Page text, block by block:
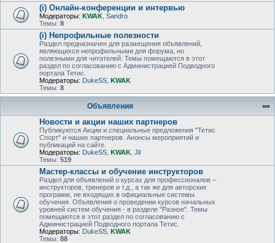
(i) Онлайн-конференции и интервью
Модераторы: KWAK Sandro
Темы: 8
(i) Непрофильные полезности
Раздел предназначен для размещения объявлений,
являющихся непрофильными для форума, но
полезными для читателей. Темы помещаются в этот
раздел по согласованию с Администрацией Подводного
портала Тетис.
Модераторы: DukeSS KWAK
Темы: 8
Объявления
Новости и акции наших партнеров
Публикуются Акции и специальные предложения "Тетис
Спорт" и наших партнеров. Анонсы мероприятий и
публикаций на сайте.
Модераторы: DukeSS KWAK Jil
Темы: 519
Мастер-классы и обучение инструкторов
Раздел для объявлений о курсах для профессионалов –
инструкторов, тренеров и т.д., а так же для авторских
программ, не входящих в официальные системы
обучения. Объявления о проведении курсов начальных
уровней систем обучения - в разделе "Разное". Темы
помещаются в этот раздел по согласованию с
Администрацией Подводного портала Тетис.
Модераторы: DukeSS KWAK
Темы: 88